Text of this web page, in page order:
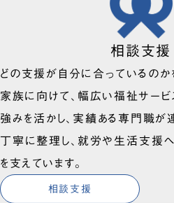
相談支援
どの支援が自分に合っているのか
家族に向けて、幅広い福祉サービ
強みを活かし、実績ある専門職が
丁寧に整理し、就労や生活支援へ
を支えています。
相談支援